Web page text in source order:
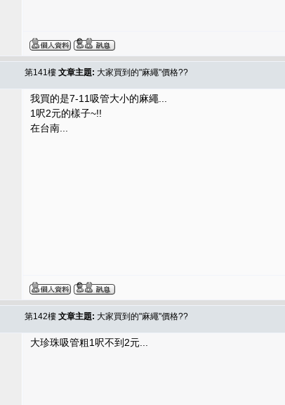
第141樓 文章主題: 大家買到的"麻繩"價格??
我買的是7-11吸管大小的麻繩...
1呎2元的樣子~!!
在台南...
第142樓 文章主題: 大家買到的"麻繩"價格??
大珍珠吸管粗1呎不到2元...